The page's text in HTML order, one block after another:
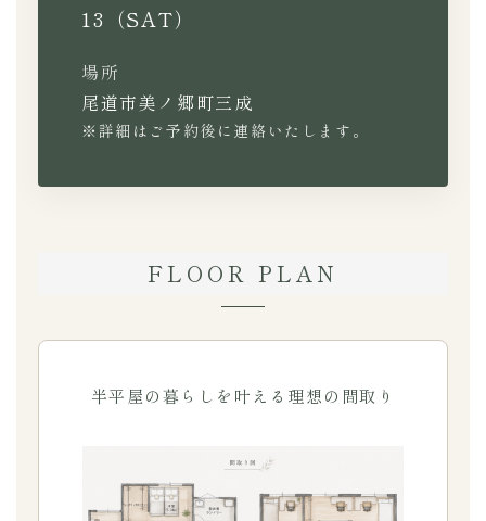
13（SAT）
場所
尾道市美ノ郷町三成
※詳細はご予約後に連絡いたします。
FLOOR PLAN
半平屋の暮らしを叶える理想の間取り